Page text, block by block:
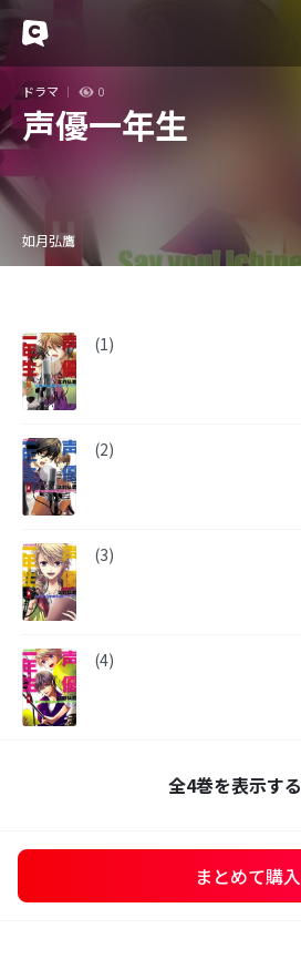
ドラマ 0
声優一年生
如月弘鷹
(1)
(2)
(3)
(4)
全4巻を表示する
まとめて購入